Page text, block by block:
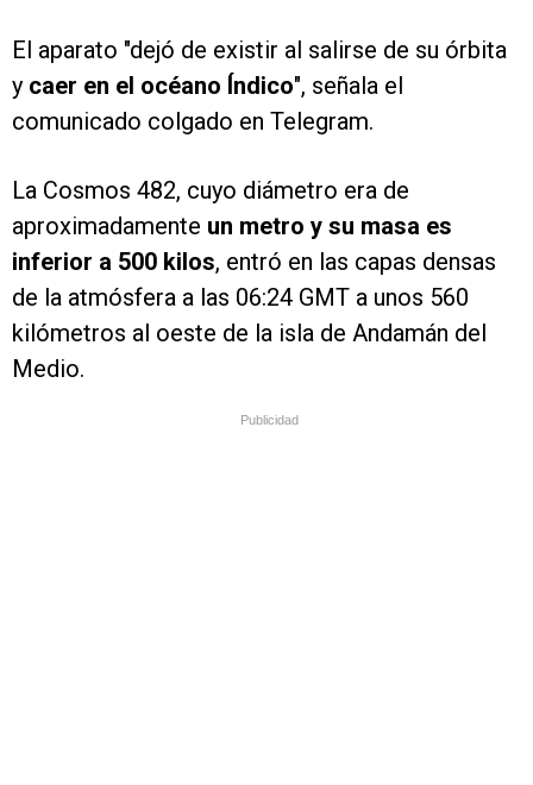
El aparato "dejó de existir al salirse de su órbita
y caer en el océano Índico", señala el
comunicado colgado en Telegram.
La Cosmos 482, cuyo diámetro era de
aproximadamente un metro y su masa es
inferior a 500 kilos, entró en las capas densas
de la atmósfera a las 06:24 GMT a unos 560
kilómetros al oeste de la isla de Andamán del
Medio.
Publicidad